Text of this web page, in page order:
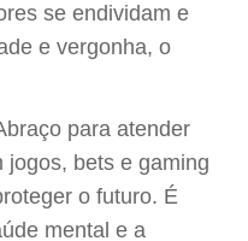
se endividam e
e vergonha, o
para atender
jogos, bets e gaming
o futuro. É
mental e a